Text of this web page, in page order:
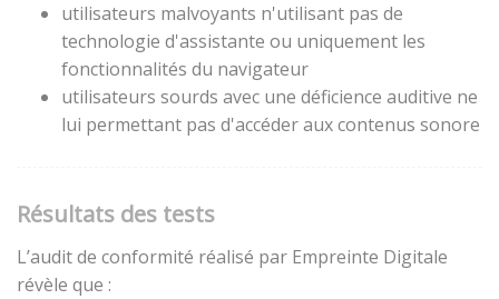
utilisateurs malvoyants n'utilisant pas de
technologie d'assistante ou uniquement les
fonctionnalités du navigateur
utilisateurs sourds avec une déficience auditive ne
lui permettant pas d'accéder aux contenus sonore
Résultats des tests
L’audit de conformité réalisé par Empreinte Digitale
révèle que :